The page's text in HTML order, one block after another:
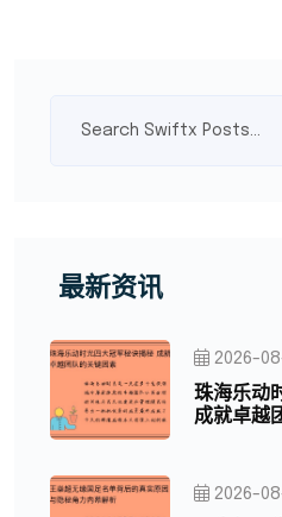
最新资讯
2026-
珠海乐动
成就卓越
2026-